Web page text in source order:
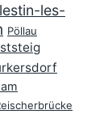
les-
Pöllau